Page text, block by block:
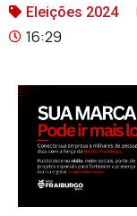
Eleições 2024
16:29